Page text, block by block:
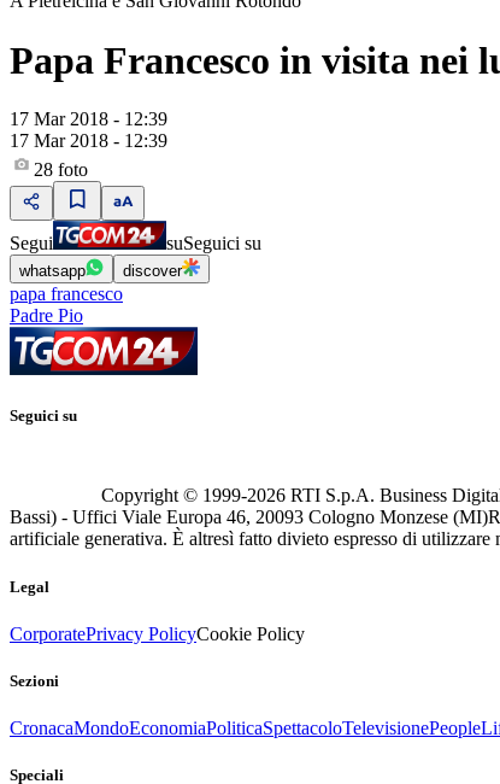
Papa Francesco in visita nei
17 Mar 2018 - 12:39
17 Mar 2018 - 12:39
28 foto
Segui suSeguici su
whatsapp discover
papa francesco
Padre Pio
Seguici su
Copyright © 1999-2026 RTI S.p.A. Business
Bassi) - Uffici Viale Europa 46, 20093 Cologno Monzese (MI)
artificiale generativa. È altresì fatto divieto espresso di utilizzare
Legal
CorporatePrivacy PolicyCookie Policy
Sezioni
CronacaMondoEconomiaPoliticaSpettacoloTelevisionePeople
Speciali